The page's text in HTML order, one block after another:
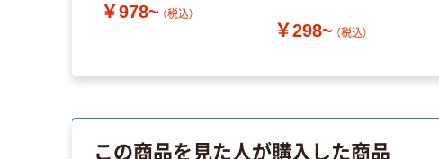
￥978~ （税込）
￥298~ （税込）
この商品を見た人が購入した商品